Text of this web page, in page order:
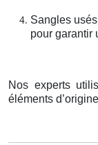
Sangles
pour garantir
Nos experts
éléments